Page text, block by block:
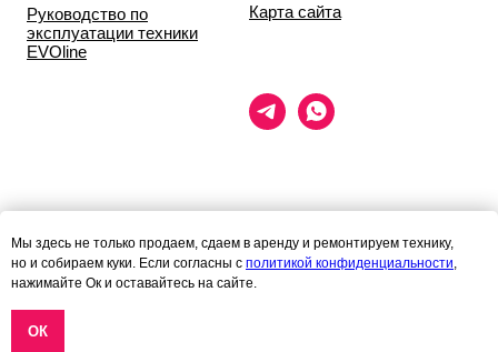
Руководство по
эксплуатации техники
EVOline
Карта сайта
при каких условиях
информационные материалы и цены, размещённые на сайте, не
определяемой положениями статей 435 и 437 гражданского кодекса
Мы здесь не только продаем, сдаем в аренду и ремонтируем технику,
но и собираем куки. Если согласны с политикой конфиденциальности,
нажимайте Ок и оставайтесь на сайте.
ОК